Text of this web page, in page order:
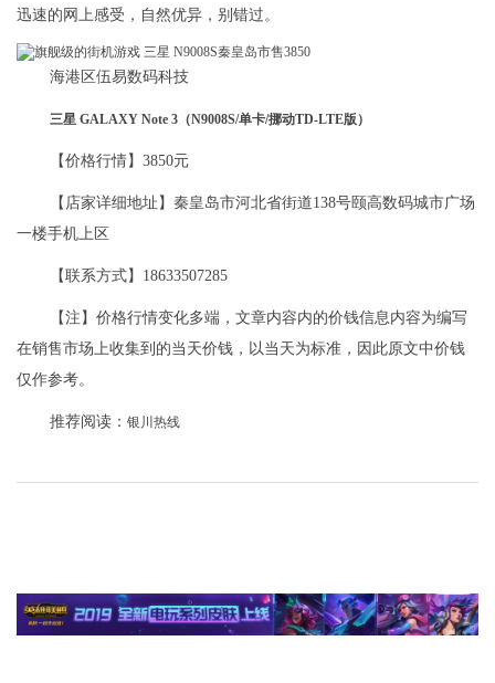
迅速的网上感受，自然优异，别错过。
海港区伍易数码科技
三星 GALAXY Note 3（N9008S/单卡/挪动TD-LTE版）
【价格行情】3850元
【店家详细地址】秦皇岛市河北省街道138号颐高数码城市广场
一楼手机上区
【联系方式】18633507285
【注】价格行情变化多端，文章内容内的价钱信息内容为编写
在销售市场上收集到的当天价钱，以当天为标准，因此原文中价钱
仅作参考。
推荐阅读： 银川热线